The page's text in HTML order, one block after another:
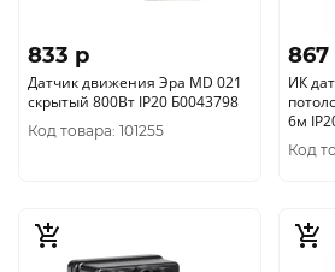
833 p
Датчик движения Эра MD 021
скрытый 800Вт IP20 Б0043798
Код товара: 101255
867
ИК
6м
Код